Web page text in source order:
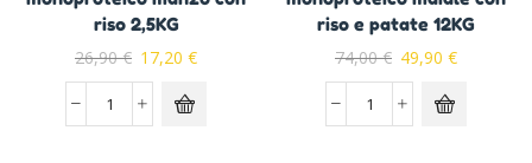
riso 2,5KG
26,90€ 17,20 €
riso e patate 12KG
74,00€ 49,90 €